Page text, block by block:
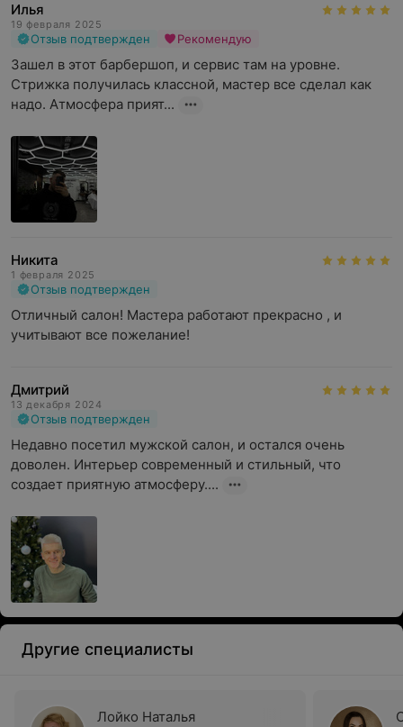
Илья
19 февраля 2025
Отзыв подтвержден Рекомендую
Зашел в этот барбершоп, и сервис там на уровне.
Стрижка получилась классной, мастер все сделал как
надо. Атмосфера прият...
Никита
1 февраля 2025
Отзыв подтвержден
Отличный салон! Мастера работают прекрасно , и
учитывают все пожелание!
Дмитрий
13 декабря 2024
Отзыв подтвержден
Недавно посетил мужской салон, и остался очень
доволен. Интерьер современный и стильный, что
создает приятную атмосферу....
Другие специалисты
Лойко Наталья